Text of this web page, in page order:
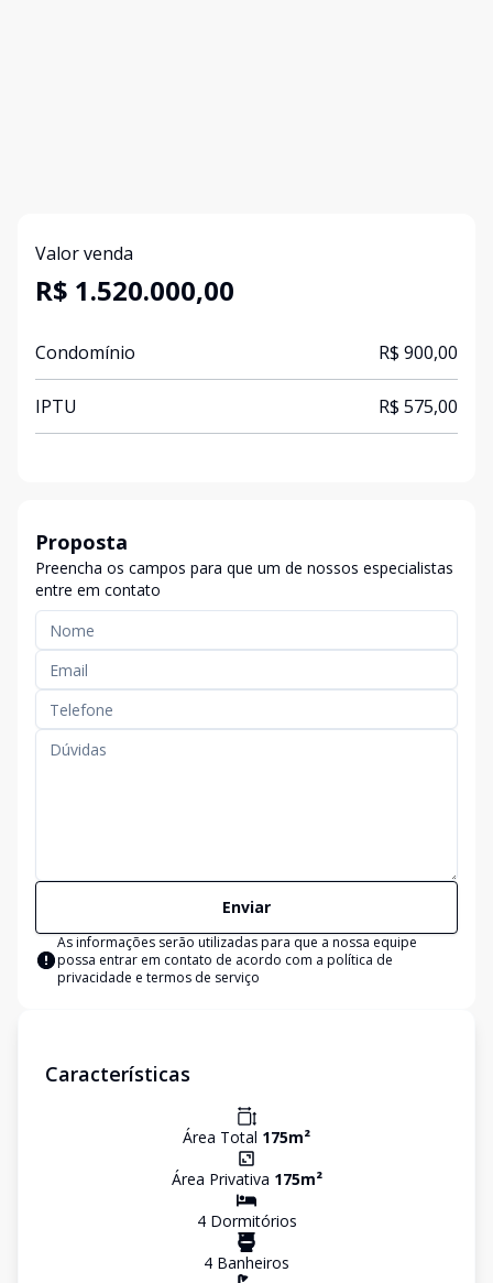
Valor venda
R$ 1.520.000,00
Condomínio R$ 900,00
IPTU R$ 575,00
Proposta
Preencha os campos para que um de nossos especialistas
entre em contato
Enviar
As informações serão utilizadas para que a nossa equipe
possa entrar em contato de acordo com a política de
privacidade e termos de serviço
Características
Área Total 175m²
Área Privativa 175m²
4Dormitórios
4 Banheiros